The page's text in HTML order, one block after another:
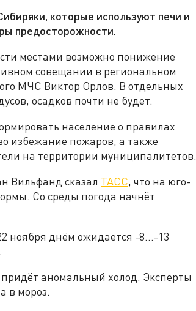
которые используют печи и
предосторожности.
местами возможно понижение
совещании в региональном
МЧС Виктор Орлов. В отдельных
осадков почти не будет.
население о правилах
избежание пожаров, а также
на территории муниципалитетов.
Вильфанд сказал ТАСС, что на юго-
Со среды погода начнёт
ноября днём ожидается -8...-13
аномальный холод. Эксперты
в мороз.